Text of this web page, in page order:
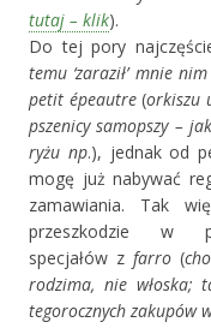
tutaj – klik).
Do tej pory
temu ‘zaraził’ mnie
petit épeautre(orkiszu
pszenicy samopszy –
ryżu np.), jednak od
mogę już nabywać
zamawiania. Tak
przeszkodzie w
specjałów z farro(
rodzima, nie włoska;
tegorocznych zakupów